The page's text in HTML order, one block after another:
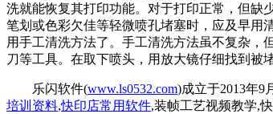
洗就能恢复其打印功能。对于打印正常，但缺
笔划或色彩欠佳等轻微喷孔堵塞时，应及早用
用手工清洗方法了。手工清洗方法虽不复杂，
刀等工具。在取下喷头，用放大镜仔细找到被
乐闪软件(www.ls0532.com)成立于2013年9
培训资料,快印店常用软件,装帧工艺视频教学,